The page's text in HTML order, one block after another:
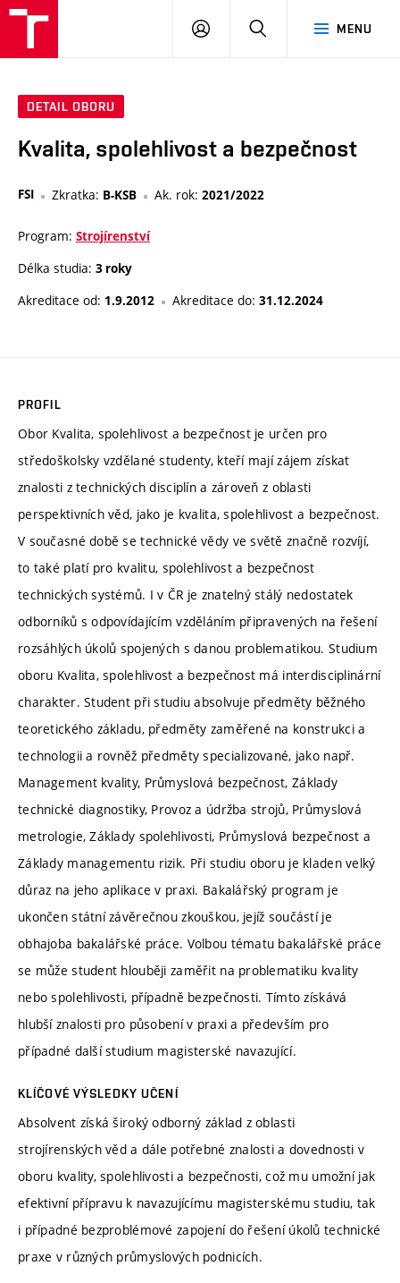
MENU
PŘIHLÁSIT
DETAIL OBORU
Kvalita, spolehlivost a bezpečnost
FSI Zkratka: B-KSB Ak. rok: 2021/2022
Program: Strojírenství
Délka studia: 3 roky
Akreditace od: 1.9.2012 Akreditace do: 31.12.2024
PROFIL
Obor Kvalita, spolehlivost a bezpečnost je určen pro
středoškolsky vzdělané studenty, kteří mají zájem získat
znalosti z technických disciplín a zároveň z oblasti
perspektivních věd, jako je kvalita, spolehlivost a bezpečnost.
V současné době se technické vědy ve světě značně rozvíjí,
to také platí pro kvalitu, spolehlivost a bezpečnost
technických systémů. I v ČR je znatelný stálý nedostatek
odborníků s odpovídajícím vzděláním připravených na řešení
rozsáhlých úkolů spojených s danou problematikou. Studium
oboru Kvalita, spolehlivost a bezpečnost má interdisciplinární
charakter. Student při studiu absolvuje předměty běžného
teoretického základu, předměty zaměřené na konstrukci a
technologii a rovněž předměty specializované, jako např.
Management kvality, Průmyslová bezpečnost, Základy
technické diagnostiky, Provoz a údržba strojů, Průmyslová
metrologie, Základy spolehlivosti, Průmyslová bezpečnost a
Základy managementu rizik. Při studiu oboru je kladen velký
důraz na jeho aplikace v praxi. Bakalářský program je
ukončen státní závěrečnou zkouškou, jejíž součástí je
obhajoba bakalářské práce. Volbou tématu bakalářské práce
se může student hlouběji zaměřit na problematiku kvality
nebo spolehlivosti, případně bezpečnosti. Tímto získává
hlubší znalosti pro působení v praxi a především pro
případné další studium magisterské navazující.
KLÍČOVÉ VÝSLEDKY UČENÍ
Absolvent získá široký odborný základ z oblasti
strojírenských věd a dále potřebné znalosti a dovednosti v
oboru kvality, spolehlivosti a bezpečnosti, což mu umožní jak
efektivní přípravu k navazujícímu magisterskému studiu, tak
i případné bezproblémové zapojení do řešení úkolů technické
praxe v různých průmyslových podnicích.